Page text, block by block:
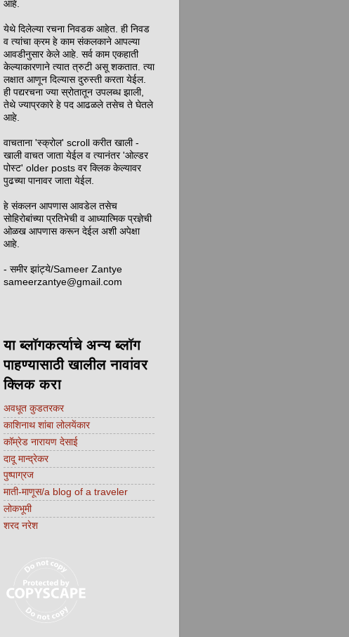
आहे.
येथे दिलेल्या रचना निवडक आहेत. ही निवड
व त्यांचा क्रम हे काम संकलकाने आपल्या
आवडीनुसार केले आहे. सर्व काम एकहाती
केल्याकारणाने त्यात त्रुटी असू शकतात. त्या
लक्षात आणून दिल्यास दुरुस्ती करता येईल.
ही पद्यरचना ज्या स्रोतातून उपलब्ध झाली,
तेथे ज्याप्रकारे हे पद आढळले तसेच ते घेतले
आहे.
वाचताना 'स्क्रोल' scroll करीत खाली -
खाली वाचत जाता येईल व त्यानंतर 'ओल्डर
पोस्ट' older posts वर क्लिक केल्यावर
पुढच्या पानावर जाता येईल.
हे संकलन आपणास आवडेल तसेच
सोहिरोबांच्या प्रतिभेची व आध्यात्मिक प्रज्ञेची
ओळख आपणास करून देईल अशी अपेक्षा
आहे.
- समीर झांट्ये/Sameer Zantye
sameerzantye@gmail.com
या ब्लॉगकर्त्याचे अन्य ब्लॉग
पाहण्यासाठी खालील नावांवर
क्लिक करा
अवधूत कुडतरकर
काशिनाथ शांबा लोलयेंकार
कॉम्रेड नारायण देसाई
दादू मान्द्रेकर
पुष्पाग्रज
माती-माणूस/a blog of a traveler
लोकभूमी
शरद नरेश